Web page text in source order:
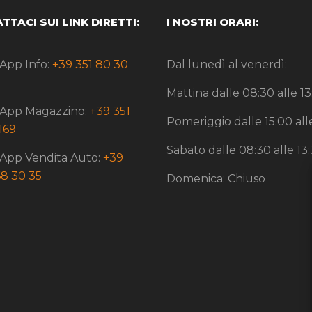
SUI LINK DIRETTI:
Info: +39 351 80 30
Magazzino: +39 351
Vendita Auto: +39
30 35
I NOSTRI ORARI:
Dal lunedì al venerdì:
Mattina dalle 08:30 alle
Pomeriggio dalle 15:00
Sabato dalle 08:30 alle
Domenica: Chiuso